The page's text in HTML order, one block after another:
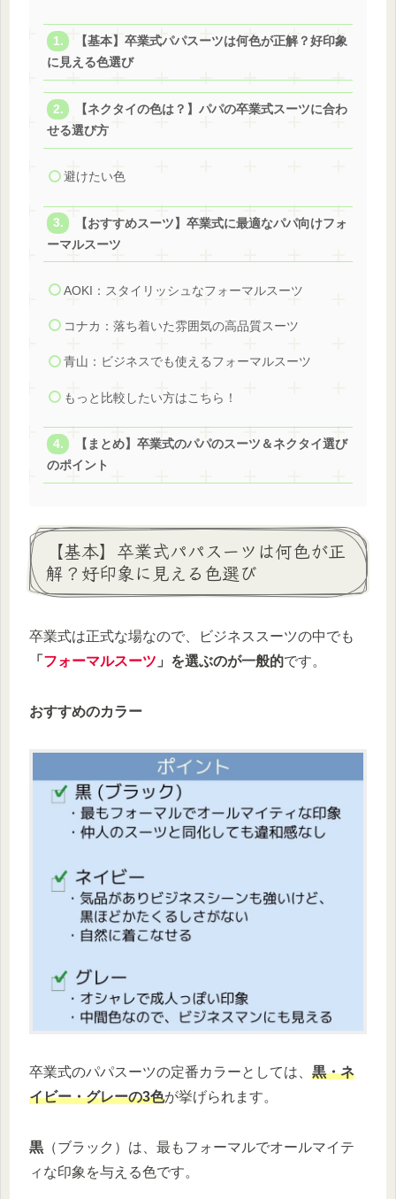
【基本】卒業式パパスーツは何色が正解？好印象
に見える色選び
【ネクタイの色は？】パパの卒業式スーツに合わ
せる選び方
避けたい色
【おすすめスーツ】卒業式に最適なパパ向けフォ
ーマルスーツ
AOKI：スタイリッシュなフォーマルスーツ
コナカ：落ち着いた雰囲気の高品質スーツ
青山：ビジネスでも使えるフォーマルスーツ
もっと比較したい方はこちら！
【まとめ】卒業式のパパのスーツ＆ネクタイ選び
のポイント
【基本】卒業式パパスーツは何色が正
解？好印象に見える色選び
卒業式は正式な場なので、ビジネススーツの中でも
「 フォーマルスーツ 」を選ぶのが一般的です。
おすすめのカラー
卒業式のパパスーツの定番カラーとしては、 黒・ネ
イビー・グレーの3色が挙げられます。
黒 （ブラック）は、最もフォーマルでオールマイテ
ィな印象を与える色です。